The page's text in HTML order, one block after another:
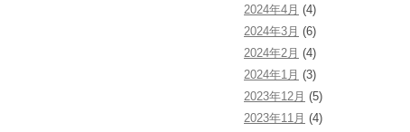
2024年4月 (4)
2024年3月 (6)
2024年2月 (4)
2024年1月 (3)
2023年12月 (5)
2023年11月 (4)